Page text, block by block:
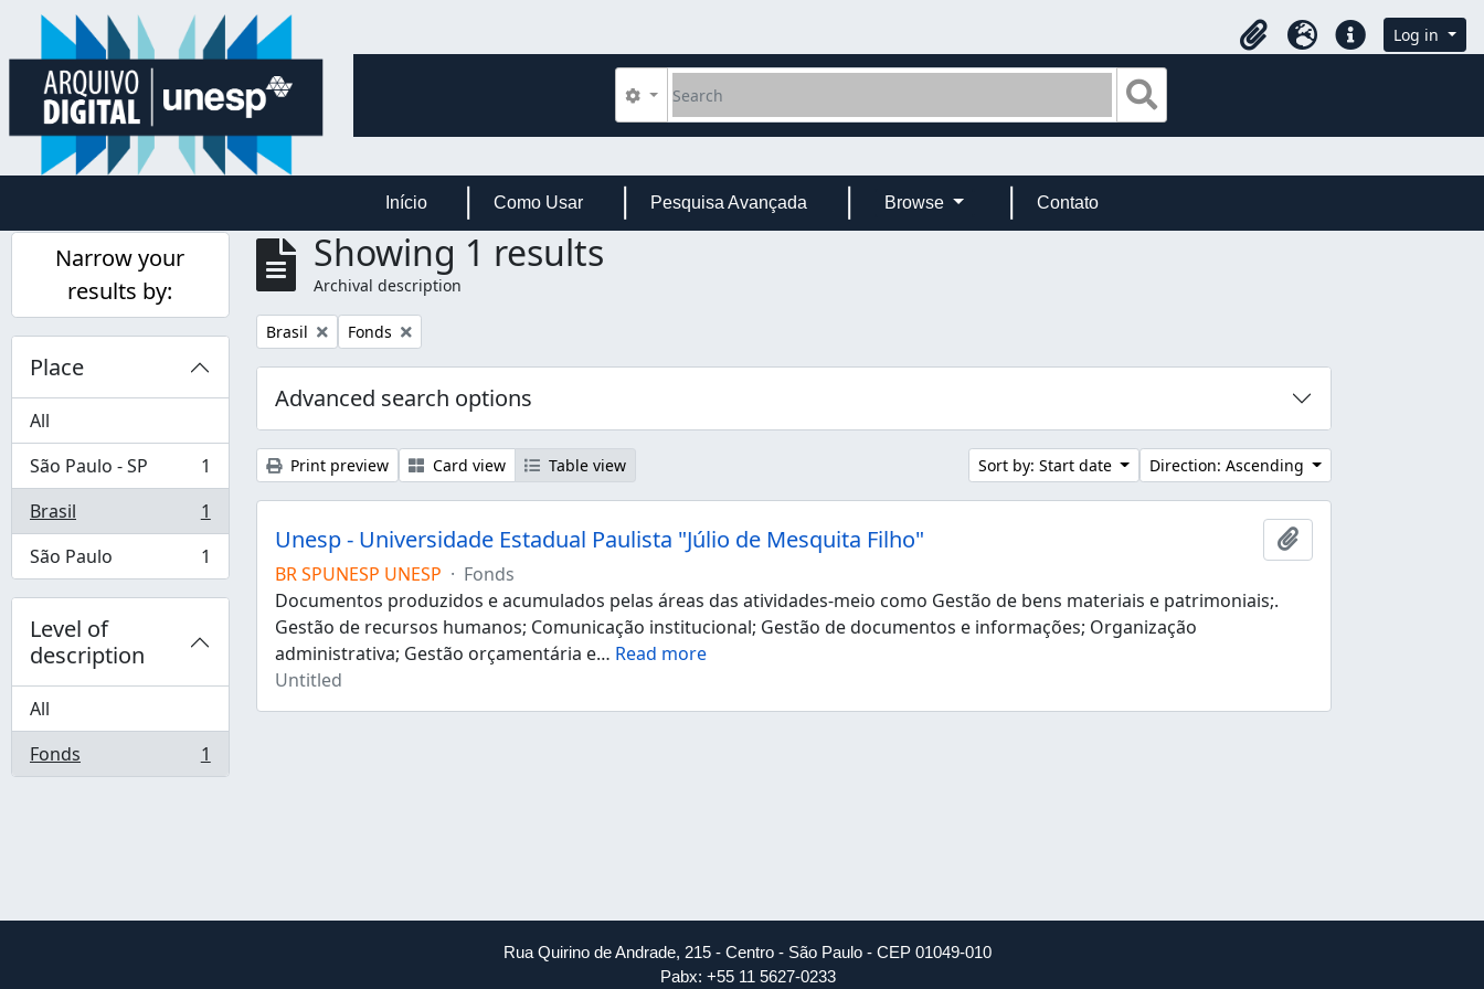
Skip to main content
ClipboardLanguageQuick linksLog in
Search
Search options
Início Como Usar Pesquisa Avançada Browse Contato
Narrow your
results by:
Place
All
São Paulo - SP
, 1 results
1
Brasil
, 1 results
1
São Paulo
, 1 results 1
Level of
description
All
Fonds
, 1 results 1
Showing 1 results
Archival description
Remove filter:
Brasil Remove filter:
Fonds
Advanced search options
Print preview Card view Table view Sort by: Start date Direction: Ascending
Unesp - Universidade Estadual Paulista "Júlio de Mesquita Filho"
Add to clipboard
BR SPUNESP UNESP · Fonds
Documentos produzidos e acumulados pelas áreas das atividades-meio como Gestão de bens materiais e patrimoniais;.
Gestão de recursos humanos; Comunicação institucional; Gestão de documentos e informações; Organização
administrativa; Gestão orçamentária e… Read more
Untitled
Rua Quirino de Andrade, 215 - Centro - São Paulo - CEP 01049-010
Pabx: +55 11 5627-0233